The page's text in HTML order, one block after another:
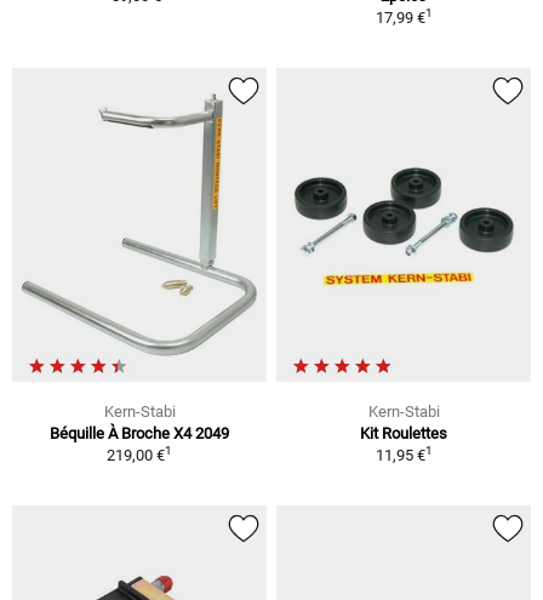
17,99 €1
Kern-Stabi
Béquille À Broche X4 2049
219,00 €1
Kern-Stabi
Kit Roulettes
11,95 €1